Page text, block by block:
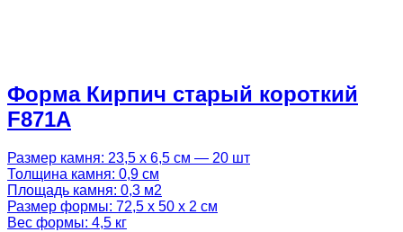
Форма Кирпич старый короткий
F871A
Размер камня: 23,5 х 6,5 см — 20 шт
Толщина камня: 0,9 см
Площадь камня: 0,3 м2
Размер формы: 72,5 х 50 х 2 см
Вес формы: 4,5 кг